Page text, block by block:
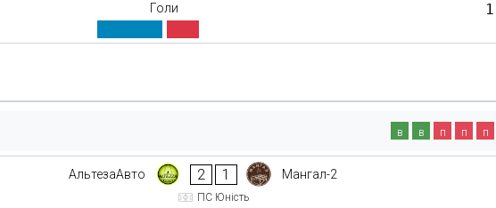
Голи 1
в в п п п
АльтезаАвто 2 1 Мангал-2
ПС Юність